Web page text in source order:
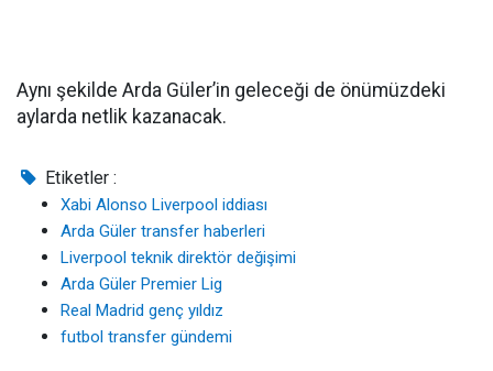
Aynı şekilde Arda Güler’in geleceği de önümüzdeki
aylarda netlik kazanacak.
Etiketler :
Xabi Alonso Liverpool iddiası
Arda Güler transfer haberleri
Liverpool teknik direktör değişimi
Arda Güler Premier Lig
Real Madrid genç yıldız
futbol transfer gündemi